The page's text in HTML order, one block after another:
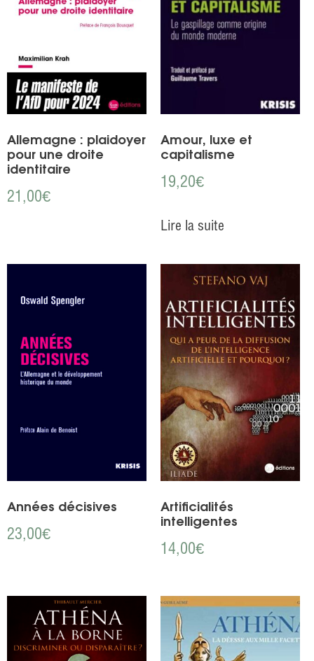
Allemagne : plaidoyer
pour une droite
identitaire
21,00€
Amour, luxe et
capitalisme
19,20€
Lire la suite
Années décisives
23,00€
Artificialités
intelligentes
14,00€